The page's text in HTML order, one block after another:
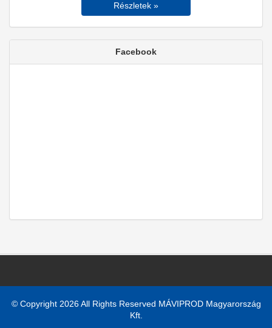
Részletek »
Facebook
© Copyright 2026 All Rights Reserved MÁVIPROD Magyarország
Kft.